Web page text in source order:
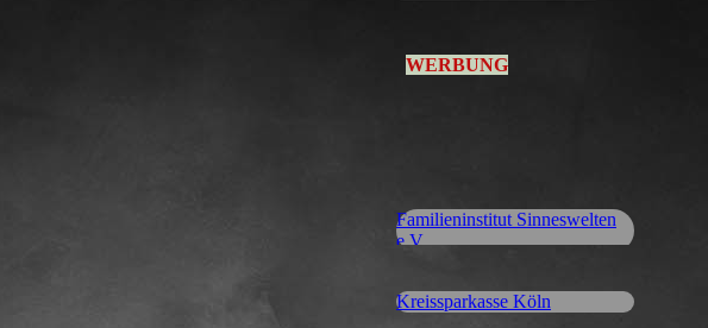
WERBUNG
Familieninstitut Sinneswelten
e.V.
Kreissparkasse Köln